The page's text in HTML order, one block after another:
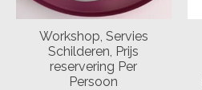
Workshop, Servies
Schilderen, Prijs
reservering Per
Persoon